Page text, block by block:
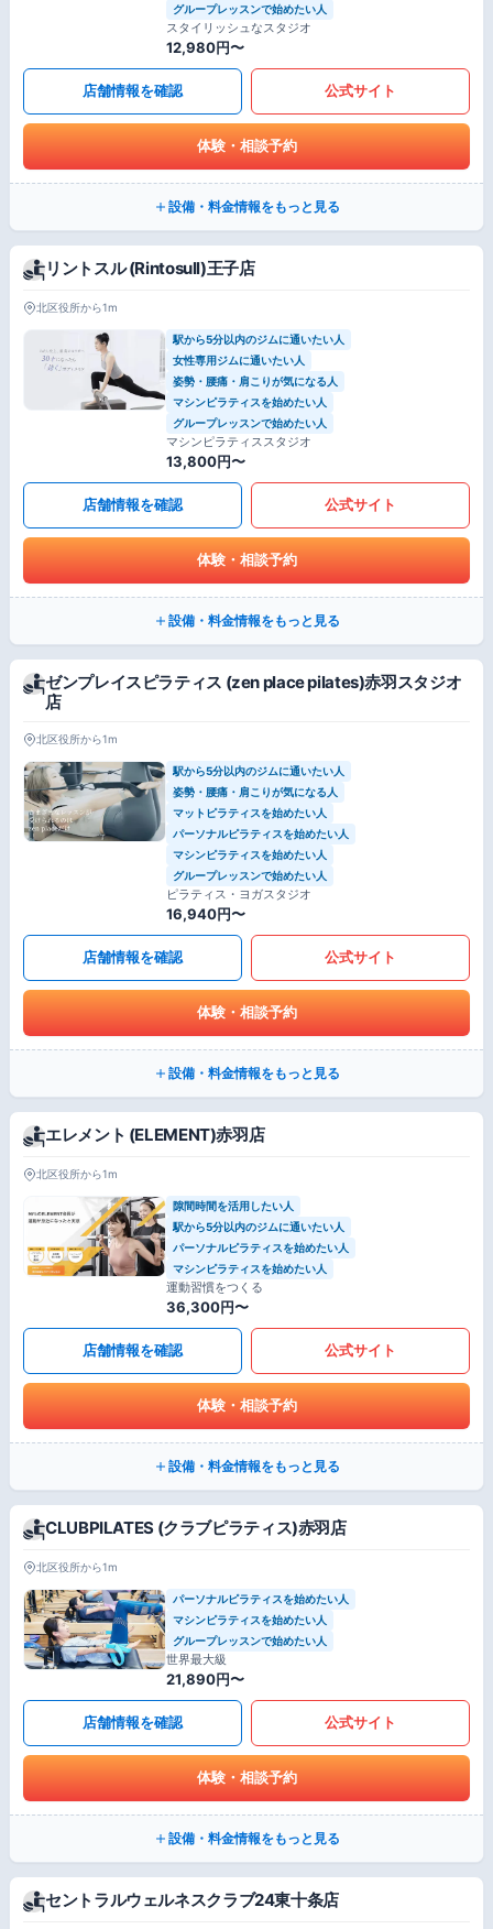
グループレッスンで始めたい人
スタイリッシュなスタジオ
12,980円〜
店舗情報を確認 公式サイト
体験・相談予約
設備・料金情報をもっと見る
リントスル (Rintosull)王子店
北区役所から1m
駅から5分以内のジムに通いたい人
女性専用ジムに通いたい人
姿勢・腰痛・肩こりが気になる人
マシンピラティスを始めたい人
グループレッスンで始めたい人
マシンピラティススタジオ
13,800円〜
店舗情報を確認 公式サイト
体験・相談予約
設備・料金情報をもっと見る
ゼンプレイスピラティス (zen place pilates)赤羽スタジオ
店
北区役所から1m
駅から5分以内のジムに通いたい人
姿勢・腰痛・肩こりが気になる人
マットピラティスを始めたい人
パーソナルピラティスを始めたい人
マシンピラティスを始めたい人
グループレッスンで始めたい人
ピラティス・ヨガスタジオ
16,940円〜
店舗情報を確認 公式サイト
体験・相談予約
設備・料金情報をもっと見る
エレメント (ELEMENT)赤羽店
北区役所から1m
隙間時間を活用したい人
駅から5分以内のジムに通いたい人
パーソナルピラティスを始めたい人
マシンピラティスを始めたい人
運動習慣をつくる
36,300円〜
店舗情報を確認 公式サイト
体験・相談予約
設備・料金情報をもっと見る
CLUBPILATES (クラブピラティス)赤羽店
北区役所から1m
パーソナルピラティスを始めたい人
マシンピラティスを始めたい人
グループレッスンで始めたい人
世界最大級
21,890円〜
店舗情報を確認 公式サイト
体験・相談予約
設備・料金情報をもっと見る
セントラルウェルネスクラブ24東十条店